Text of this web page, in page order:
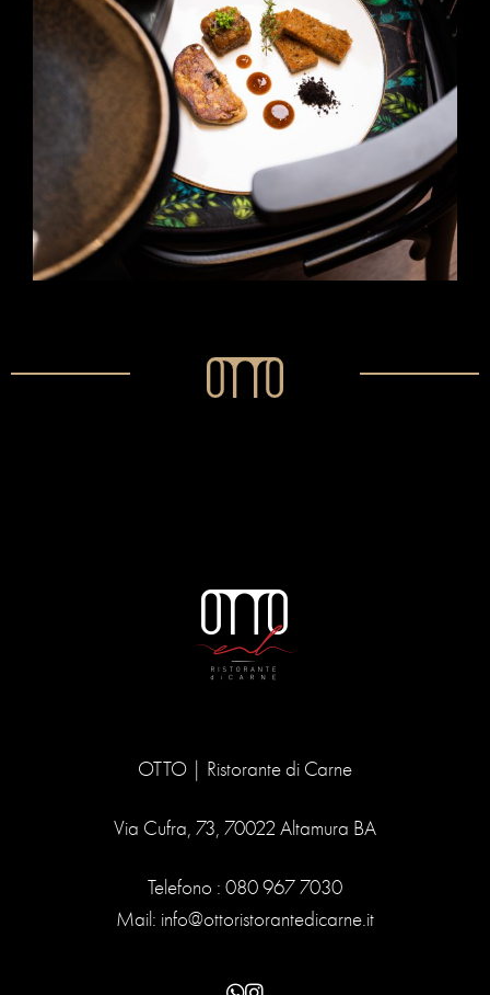
OTTO | Ristorante di Carne
Via Cufra, 73, 70022 Altamura BA
Telefono : 080 967 7030
Mail: info@ottoristorantedicarne.it